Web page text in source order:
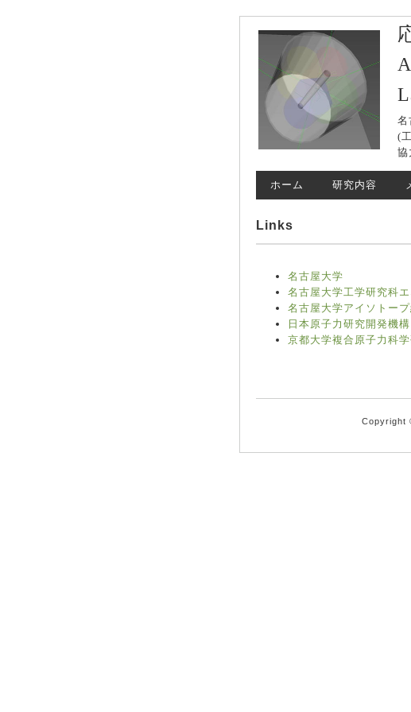
名
(
協
ホーム 研究内容
Links
名古屋大学
名古屋大学工学研究科
名古屋大学アイソトー
日本原子力研究開発機構
京都大学複合原子力科
Copyright